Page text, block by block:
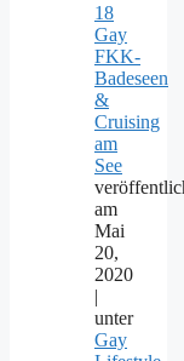
18
Gay
FKK-
Badeseen
&
Cruising
am
See
am
Mai
20,
2020
|
unter
Gay